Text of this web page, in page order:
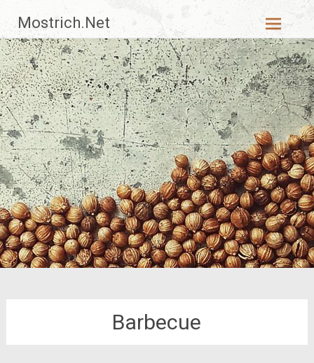
Inhalt
springen
Mostrich.Net
Barbecue